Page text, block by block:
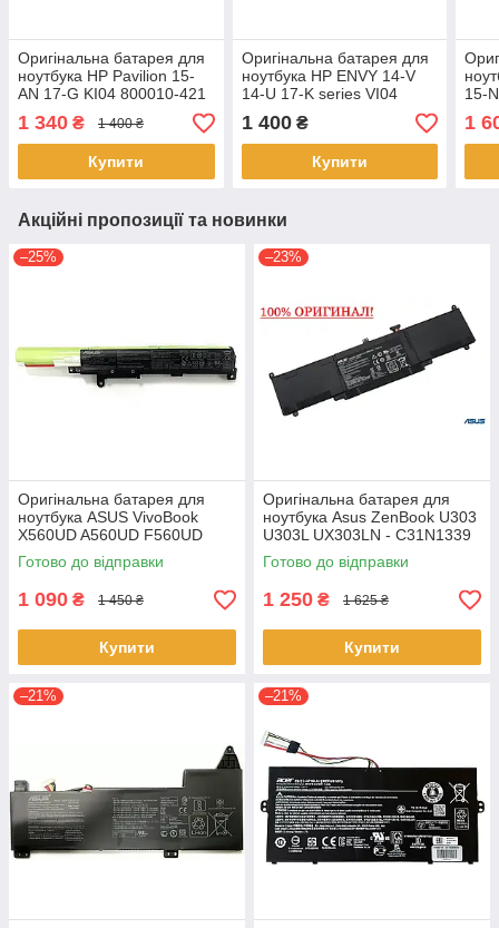
Оригінальна батарея для
ноутбука HP Pavilion 15-
AN 17-G KI04 800010-421
800049-001
1 340 ₴ 1 400 ₴
Купити
Оригінальна батарея для
ноутбука HP ENVY 14-V
14-U 17-K series VI04
756744-001
1 400₴
Купити
15-
345
G1
1
Акційні пропозиції та новинки
–25%
Оригінальна батарея для
ноутбука ASUS VivoBook
X560UD A560UD F560UD
K560UD R562UD - A31N1730
Готово до відправки
1 090 ₴ 1 450 ₴
Купити
–23%
Оригінальна батарея для
ноутбука Asus ZenBook U303
U303L UX303LN - C31N1339
(+11.31 V 50Wh) АКБ
Готово до відправки
1 250 ₴ 1 625 ₴
Купити
–21% –21%